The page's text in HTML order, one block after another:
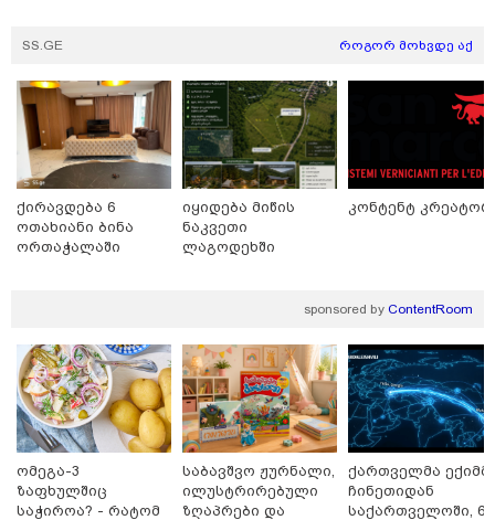
არშემდგარი ქორწინება 15 წლით უფროს
ქართველთან - ალინა კაბაევას საიდუმლო
ცხოვრება: როგორ გამოიყურებოდა ის პლასტიკურ
ოპერაციებამდე
SS.GE როგორ მოხვდე აქ
ქირავდება 6
ოთახიანი ბინა
ორთაჭალაში
იყიდება მიწის
ნაკვეთი
ლაგოდეხში
კონტენტ
sponsored by ContentRoom
ომეგა-3
ზაფხულშიც
საჭიროა? - რატომ
საბავშვო ჟურნალი,
ილუსტრირებული
ზღაპრები და
ქართველმა
ჩინეთიდან
საქართველოში, 6